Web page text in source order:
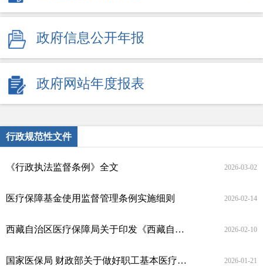
政府信息公开年报
政府网站年度报表
行政规范性文件
《行政执法监督条例》全文 2026-03-02
医疗保障基金使用监督管理条例实施细则 2026-02-14
西藏自治区医疗保障局关于印发《西藏自治区医药采购平台药品挂网规则（试行）》的通知 2026-02-10
国家医保局 财政部关于做好职工基本医疗保险个人账户跨省共济工作的通知 2026-01-21